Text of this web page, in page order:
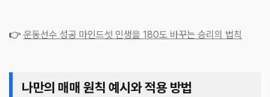
👉 운동선수 성공 마인드셋 인생을 180도 바꾸는 승리의 법칙
나만의 매매 원칙 예시와 적용 방법